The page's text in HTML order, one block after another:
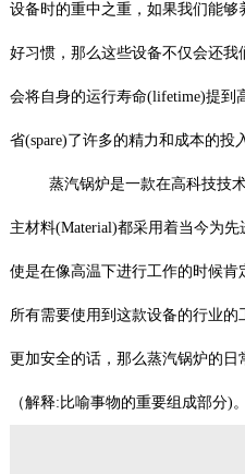
设备时的重中之重，如果我们能
好习惯，那么这些设备不仅会还
会将自身的运行寿命(lifetime)提到
省(spare)了许多的精力和成本的投
蒸汽锅炉是一款在高科技技术
主材料(Material)都采用着当今为
使是在像高温下进行工作的时候
所有需要使用到这款设备的行业
更加安全的话，那么蒸汽锅炉的
（解释:比喻事物的重要组成部分